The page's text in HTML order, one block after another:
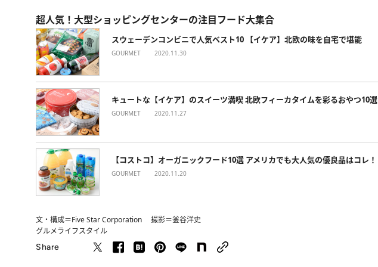
超人気！大型ショッピングセンターの注目フード大集合
スウェーデンコンビニで人気ベスト10 【イケア】北欧の味を自宅で堪能
GOURMET 2020.11.30
キュートな【イケア】のスイーツ満喫 北欧フィーカタイムを彩るおやつ10選
GOURMET 2020.11.27
【コストコ】オーガニックフード10選 アメリカでも大人気の優良品はコレ！
GOURMET 2020.11.20
文・構成＝Five Star Corporation 撮影＝釜谷洋史
グルメライフスタイル
Share